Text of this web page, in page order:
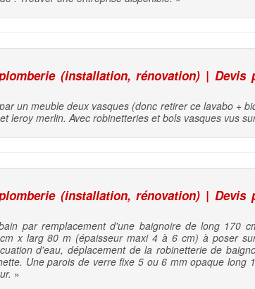
(installation, rénovation) | Devis
un meuble deux vasques (donc retirer ce lavabo +
leroy merlin. Avec robinetteries et bols vasques vus
(installation, rénovation) | Devis
par remplacement d'une baignoire de long 170
x larg 80 m (épaisseur maxi 4 à 6 cm) à poser
d'eau, déplacement de la robinetterie de
Une parois de verre fixe 5 ou 6 mm opaque long
»